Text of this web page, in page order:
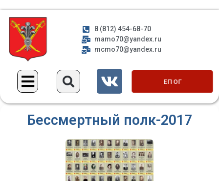
8 (812) 454-68-70
mamo70@yandex.ru
mcmo70@yandex.ru
ЕП ОГ
Бессмертный полк-2017